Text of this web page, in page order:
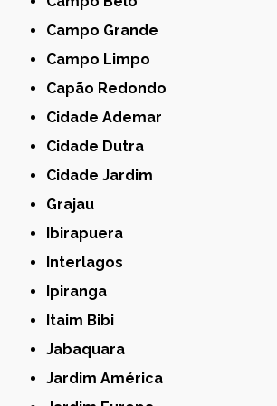
Campo Grande
Campo Limpo
Capão Redondo
Cidade Ademar
Cidade Dutra
Cidade Jardim
Grajau
Ibirapuera
Interlagos
Ipiranga
Itaim Bibi
Jabaquara
Jardim América